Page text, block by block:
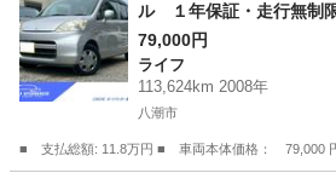
ル １年保証・走行無
コーダー キーレスエン
ウォークスルー （検9.10）
79,000円
ライフ
113,624km 2008年
八潮市
■ 支払総額: 11.8万円 ■ 車両本体価格：